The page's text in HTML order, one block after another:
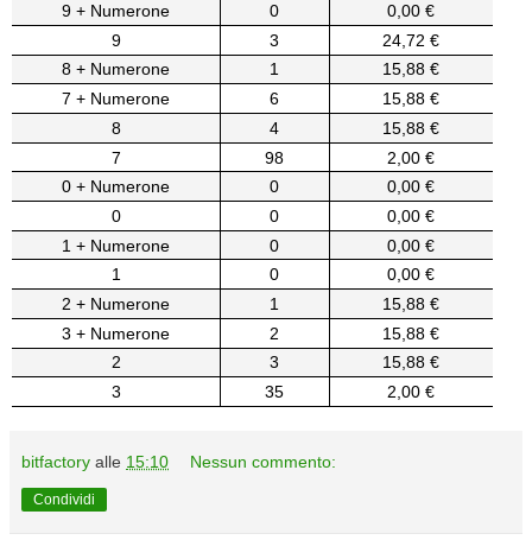
9 + Numerone
0
0,00 €
9
3
24,72 €
8 + Numerone
1
15,88 €
7 + Numerone
6
15,88 €
8
4
15,88 €
7
98
2,00 €
0 + Numerone
0
0,00 €
0
0
0,00 €
1 + Numerone
0
0,00 €
1
0
0,00 €
2 + Numerone
1
15,88 €
3 + Numerone
2
15,88 €
2
3
15,88 €
3
35 2,00 €
bitfactory alle 15:10 Nessun commento:
Condividi